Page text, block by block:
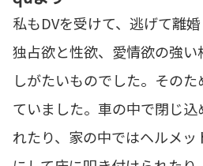
私もDVを受けて、逃げて離婚
独占欲と性欲、愛情欲の強
しがたいものでした。その
ていました。車の中で閉じ
れたり、家の中ではヘルメ